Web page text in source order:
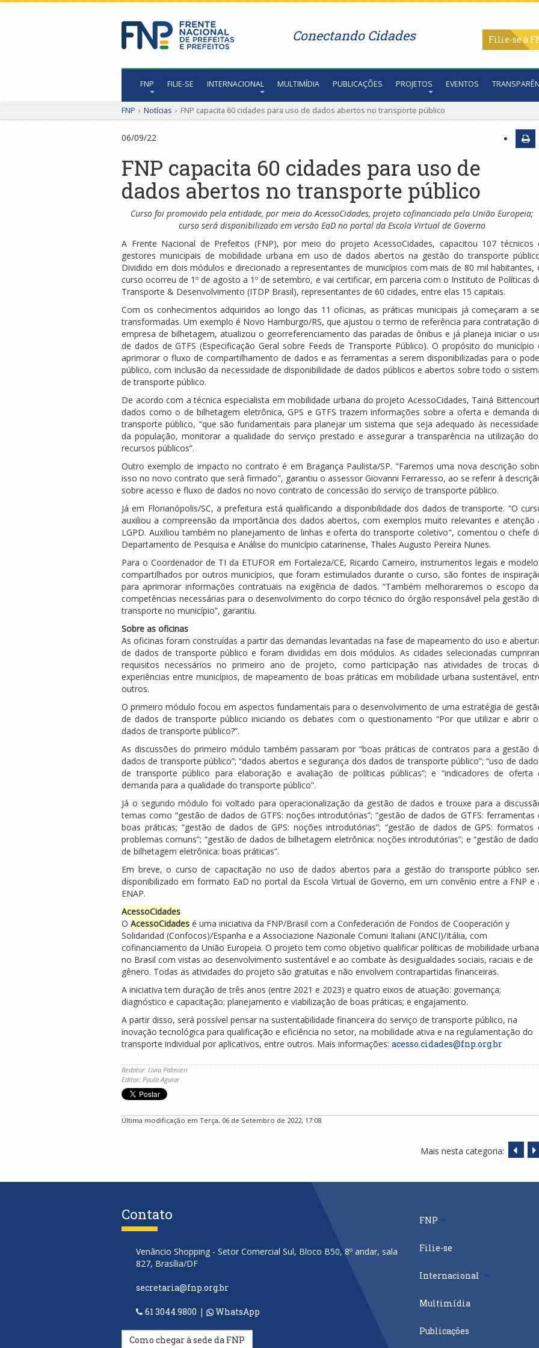
Conectando Cidades Filie-se
FNP FILIE-SE INTERNACIONAL MULTIMÍDIA PUBLICAÇÕES PROJETOS EVENTOS
FNP › Notícias › FNP capacita 60 cidades para uso de dados abertos no transporte público
06/09/22
FNP capacita 60 cidades para uso de
dados abertos no transporte público
Curso foi promovido pela entidade, por meio do AcessoCidades, projeto cofinanciado pela União Europeia;
curso será disponibilizado em versão EaD no portal da Escola Virtual de Governo
A Frente Nacional de Prefeitos (FNP), por meio do projeto AcessoCidades, capacitou 107 técnicos
gestores municipais de mobilidade urbana em uso de dados abertos na gestão do transporte
Dividido em dois módulos e direcionado a representantes de municípios com mais de 80 mil habitantes,
curso ocorreu de 1º de agosto a 1º de setembro, e vai certificar, em parceria com o Instituto de Políticas
Transporte & Desenvolvimento (ITDP Brasil), representantes de 60 cidades, entre elas 15 capitais.
Com os conhecimentos adquiridos ao longo das 11 oficinas, as práticas municipais já começaram a
transformadas. Um exemplo é Novo Hamburgo/RS, que ajustou o termo de referência para contratação
empresa de bilhetagem, atualizou o georreferenciamento das paradas de ônibus e já planeja iniciar o
de dados de GTFS (Especificação Geral sobre Feeds de Transporte Público). O propósito do município
aprimorar o fluxo de compartilhamento de dados e as ferramentas a serem disponibilizadas para o
público, com inclusão da necessidade de disponibilidade de dados públicos e abertos sobre todo o
de transporte público.
De acordo com a técnica especialista em mobilidade urbana do projeto AcessoCidades, Tainá
dados como o de bilhetagem eletrônica, GPS e GTFS trazem informações sobre a oferta e demanda
transporte público, “que são fundamentais para planejar um sistema que seja adequado às
da população, monitorar a qualidade do serviço prestado e assegurar a transparência na utilização
recursos públicos”.
Outro exemplo de impacto no contrato é em Bragança Paulista/SP. "Faremos uma nova descrição
isso no novo contrato que será firmado", garantiu o assessor Giovanni Ferraresso, ao se referir à
sobre acesso e fluxo de dados no novo contrato de concessão do serviço de transporte público.
Já em Florianópolis/SC, a prefeitura está qualificando a disponibilidade dos dados de transporte. “O
auxiliou a compreensão da importância dos dados abertos, com exemplos muito relevantes e atenção
LGPD. Auxiliou também no planejamento de linhas e oferta do transporte coletivo", comentou o chefe
Departamento de Pesquisa e Análise do município catarinense, Thales Augusto Pereira Nunes.
Para o Coordenador de TI da ETUFOR em Fortaleza/CE, Ricardo Carneiro, instrumentos legais e
compartilhados por outros municípios, que foram estimulados durante o curso, são fontes de
para aprimorar informações contratuais na exigência de dados. “Também melhoraremos o escopo
competências necessárias para o desenvolvimento do corpo técnico do órgão responsável pela gestão
transporte no município”, garantiu.
Sobre as oficinas
As oficinas foram construídas a partir das demandas levantadas na fase de mapeamento do uso e
de dados de transporte público e foram divididas em dois módulos. As cidades selecionadas
requisitos necessários no primeiro ano de projeto, como participação nas atividades de trocas
experiências entre municípios, de mapeamento de boas práticas em mobilidade urbana sustentável,
outros.
O primeiro módulo focou em aspectos fundamentais para o desenvolvimento de uma estratégia de
de dados de transporte público iniciando os debates com o questionamento “Por que utilizar e abrir
dados de transporte público?”.
As discussões do primeiro módulo também passaram por “boas práticas de contratos para a gestão
dados de transporte público”; “dados abertos e segurança dos dados de transporte público”; “uso de
de transporte público para elaboração e avaliação de políticas públicas”; e “indicadores de oferta
demanda para a qualidade do transporte público”.
Já o segundo módulo foi voltado para operacionalização da gestão de dados e trouxe para a
temas como “gestão de dados de GTFS: noções introdutórias”; “gestão de dados de GTFS: ferramentas
boas práticas; “gestão de dados de GPS: noções introdutórias”; “gestão de dados de GPS: formatos
problemas comuns”; “gestão de dados de bilhetagem eletrônica: noções introdutórias”; e “gestão de
de bilhetagem eletrônica: boas práticas”.
Em breve, o curso de capacitação no uso de dados abertos para a gestão do transporte público
disponibilizado em formato EaD no portal da Escola Virtual de Governo, em um convênio entre a FNP e
ENAP.
AcessoCidades
O AcessoCidades é uma iniciativa da FNP/Brasil com a Confederación de Fondos de Cooperación y
Solidaridad (Confocos)/Espanha e a Associazione Nazionale Comuni Italiani (ANCI)/Itália, com
cofinanciamento da União Europeia. O projeto tem como objetivo qualificar políticas de mobilidade urbana
no Brasil com vistas ao desenvolvimento sustentável e ao combate às desigualdades sociais, raciais e de
gênero. Todas as atividades do projeto são gratuitas e não envolvem contrapartidas financeiras.
A iniciativa tem duração de três anos (entre 2021 e 2023) e quatro eixos de atuação: governança;
diagnóstico e capacitação; planejamento e viabilização de boas práticas; e engajamento.
A partir disso, será possível pensar na sustentabilidade financeira do serviço de transporte público, na
inovação tecnológica para qualificação e eficiência no setor, na mobilidade ativa e na regulamentação do
transporte individual por aplicativos, entre outros. Mais informações: acesso.cidades@fnp.org.br
Redator: Livia Palmieri
Editor: Paula Aguiar
Última modificação em Terça, 06 de Setembro de 2022, 17:08
Mais nesta categoria:
Contato
Venâncio Shopping - Setor Comercial Sul, Bloco B50, 8º andar, sala
827, Brasília/DF
secretaria@fnp.org.br
61 3044.9800 | WhatsApp
Como chegar à sede da FNP
FNP
Filie-se
Internacional
Multimídia
Publicações